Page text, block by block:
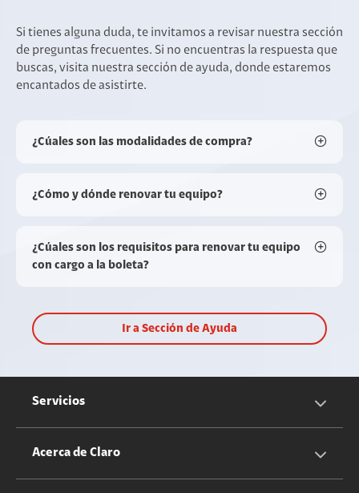
Si tienes alguna duda, te invitamos a revisar nuestra sección
de preguntas frecuentes. Si no encuentras la respuesta que
buscas, visita nuestra sección de ayuda, donde estaremos
encantados de asistirte.
¿Cúales son las modalidades de compra?
¿Cómo y dónde renovar tu equipo?
¿Cúales son los requisitos para renovar tu equipo
con cargo a la boleta?
Ir a Sección de Ayuda
Servicios
Servicios Móviles
Acerca de Claro